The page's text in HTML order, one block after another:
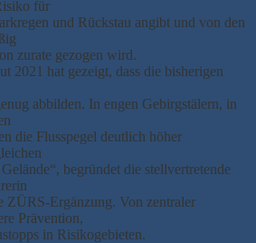
für
und Rückstau angibt und von den
zurate gezogen wird.
2021 hat gezeigt, dass die bisherigen
abbilden. In engen Gebirgstälern, in
die Flusspegel deutlich höher
begründet die stellvertretende
ZÜRS-Ergänzung. Von zentraler
Prävention,
in Risikogebieten.